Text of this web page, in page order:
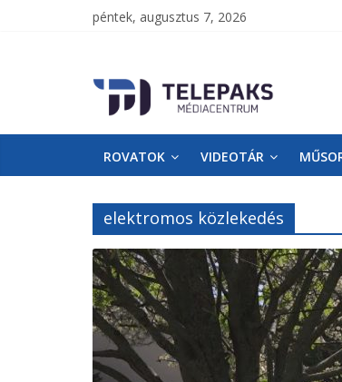
péntek, augusztus 7, 2026
TelePaks
TelePaks
Kistérségi
Televízió
honlapja
ROVATOK VIDEOTÁR
elektromos közlekedés